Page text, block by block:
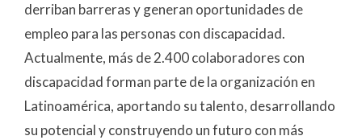
derriban barreras y generan oportunidades de
empleo para las personas con discapacidad.
Actualmente, más de 2.400 colaboradores con
discapacidad forman parte de la organización en
Latinoamérica, aportando su talento, desarrollando
su potencial y construyendo un futuro con más